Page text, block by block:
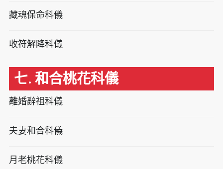
藏魂保命科儀
收符解降科儀
七. 和合桃花科儀
離婚辭祖科儀
夫妻和合科儀
月老桃花科儀